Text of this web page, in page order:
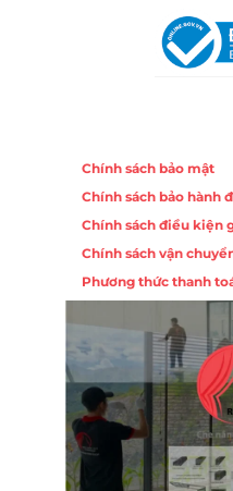
Chính sách bảo mật
Chính sách bảo hành
Chính sách điều kiện
Chính sách vận
Phương thức thanh